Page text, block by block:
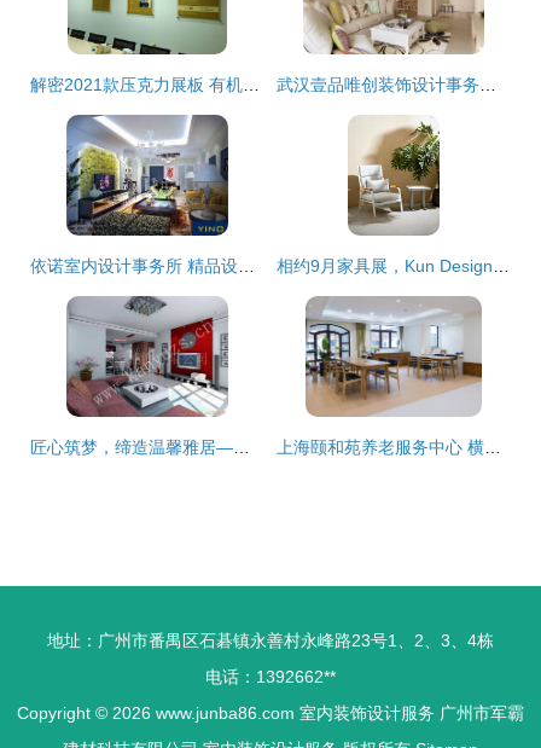
地址：广州市番禺区石碁镇永善村永峰路23号1、2、3、4栋
电话：1392662**
Copyright © 2026 www.junba86.com 室内装饰设计服务 广州市军霸